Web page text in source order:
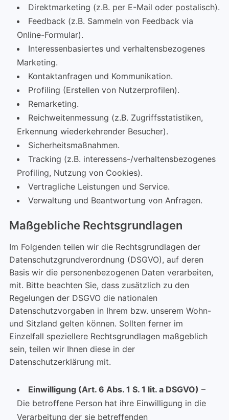
Direktmarketing (z.B. per E-Mail oder postalisch).
Feedback (z.B. Sammeln von Feedback via
Online-Formular).
Interessenbasiertes und verhaltensbezogenes
Marketing.
Kontaktanfragen und Kommunikation.
Profiling (Erstellen von Nutzerprofilen).
Remarketing.
Reichweitenmessung (z.B. Zugriffsstatistiken,
Erkennung wiederkehrender Besucher).
Sicherheitsmaßnahmen.
Tracking (z.B. interessens-/verhaltensbezogenes
Profiling, Nutzung von Cookies).
Vertragliche Leistungen und Service.
Verwaltung und Beantwortung von Anfragen.
Maßgebliche Rechtsgrundlagen
Im Folgenden teilen wir die Rechtsgrundlagen der
Datenschutzgrundverordnung (DSGVO), auf deren
Basis wir die personenbezogenen Daten verarbeiten,
mit. Bitte beachten Sie, dass zusätzlich zu den
Regelungen der DSGVO die nationalen
Datenschutzvorgaben in Ihrem bzw. unserem Wohn-
und Sitzland gelten können. Sollten ferner im
Einzelfall speziellere Rechtsgrundlagen maßgeblich
sein, teilen wir Ihnen diese in der
Datenschutzerklärung mit.
Einwilligung (Art. 6 Abs. 1 S. 1 lit. a DSGVO) –
Die betroffene Person hat ihre Einwilligung in die
Verarbeitung der sie betreffenden